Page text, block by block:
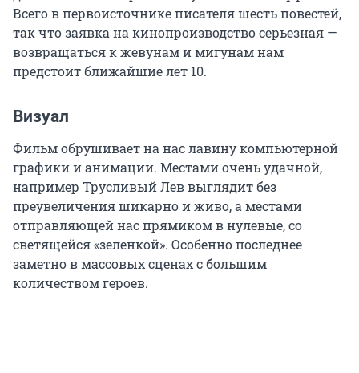
Всего в первоисточнике писателя шесть повестей,
так что заявка на кинопроизводство серьезная —
возвращаться к жевунам и мигунам нам
предстоит ближайшие лет 10.
Визуал
Фильм обрушивает на нас лавину компьютерной
графики и анимации. Местами очень удачной,
например Трусливый Лев выглядит без
преувеличения шикарно и живо, а местами
отправляющей нас прямиком в нулевые, со
светящейся «зеленкой». Особенно последнее
заметно в массовых сценах с большим
количеством героев.